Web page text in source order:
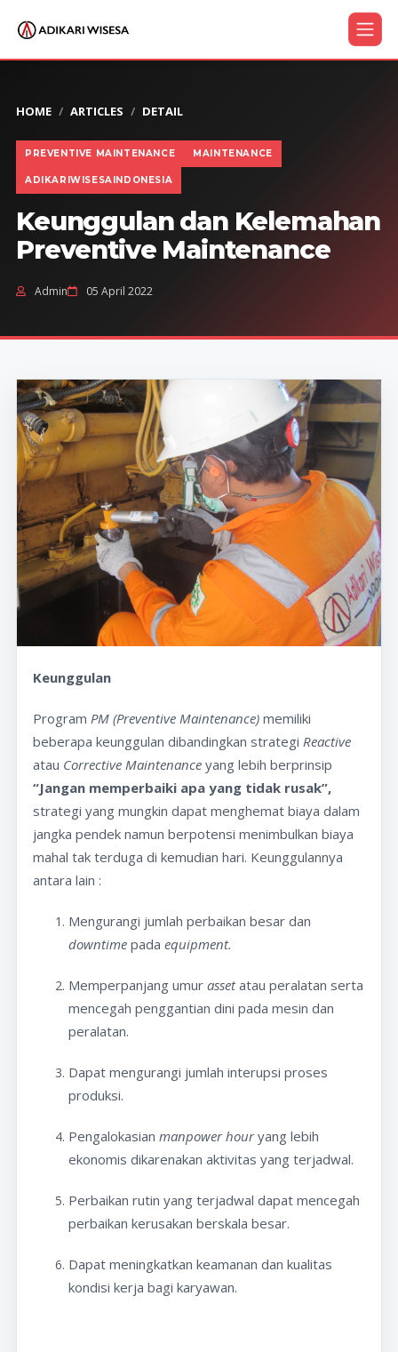
HOME ARTICLES DETAIL
PREVENTIVE MAINTENANCE MAINTENANCE
ADIKARIWISESAINDONESIA
Keunggulan dan Kelemahan
Preventive Maintenance
Admin 05 April 2022
Keunggulan
Program PM (Preventive Maintenance) memiliki
beberapa keunggulan dibandingkan strategi Reactive
atau Corrective Maintenance yang lebih berprinsip
“Jangan memperbaiki apa yang tidak rusak”,
strategi yang mungkin dapat menghemat biaya dalam
jangka pendek namun berpotensi menimbulkan biaya
mahal tak terduga di kemudian hari. Keunggulannya
antara lain :
Mengurangi jumlah perbaikan besar dan
downtime pada equipment.
Memperpanjang umur assetatau peralatan serta
mencegah penggantian dini pada mesin dan
peralatan.
Dapat mengurangi jumlah interupsi proses
produksi.
Pengalokasian manpower houryang lebih
ekonomis dikarenakan aktivitas yang terjadwal.
Perbaikan rutin yang terjadwal dapat mencegah
perbaikan kerusakan berskala besar.
Dapat meningkatkan keamanan dan kualitas
kondisi kerja bagi karyawan.